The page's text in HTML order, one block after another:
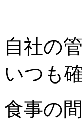
自社の
いつも
食事の